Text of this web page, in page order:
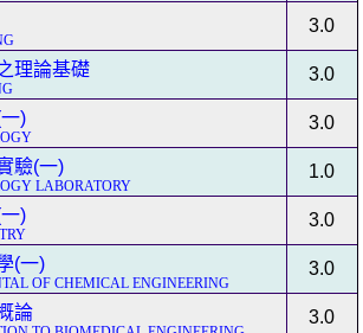
3.0
理論基礎 3.0
) 3.0
驗(一)
LABORATORY
1.0
) 3.0
(一)
OF CHEMICAL ENGINEERING
3.0
論 3.0